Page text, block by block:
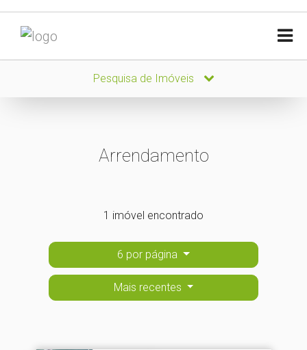
Pesquisa de Imóveis
Arrendamento
1 imóvel encontrado
6 por página
Mais recentes